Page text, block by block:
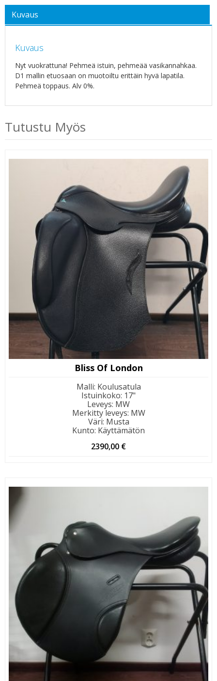
Kuvaus
Kuvaus
Nyt vuokrattuna! Pehmeä istuin, pehmeää vasikannahkaa.
D1 mallin etuosaan on muotoiltu erittäin hyvä lapatila.
Pehmeä toppaus. Alv 0%.
Tutustu Myös
Bliss Of London
Malli: Koulusatula
Istuinkoko: 17"
Leveys: MW
Merkitty leveys: MW
Väri: Musta
Kunto: Käyttämätön
2390,00 €